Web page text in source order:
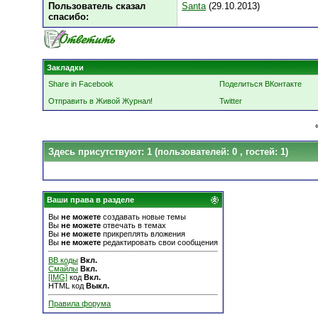
Пользователь сказал
cпасибо:
Santa(29.10.2013)
Закладки
Share in Facebook
Поделиться ВКонтакте
Отправить в Живой Журнал!
Twitter
Здесь присутствуют: 1 (пользователей: 0 , гостей: 1)
Ваши права в разделе
Вы не можете создавать новые темы
Вы не можете отвечать в темах
Вы не можете прикреплять вложения
Вы не можете редактировать свои сообщения
BB коды Вкл.
Смайлы Вкл.
[IMG] код Вкл.
HTML код Выкл.
Правила форума